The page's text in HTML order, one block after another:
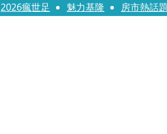
快訊
台灣新冠期間沒疫苗可打？
2026瘋世足 魅力基隆 房市熱話題